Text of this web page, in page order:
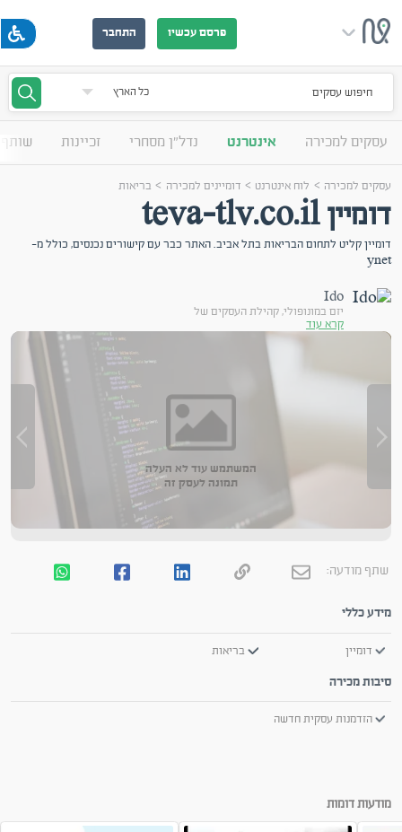
פרסם עכשיו התחבר
חיפוש עסקים
עסקים למכירה אינטרנט נדל"ן מסחרי זכיינות
עסקים למכירה > לוח אינטרנט > דומיינים למכירה > בריאות
דומיין teva-tlv.co.il
דומיין קליט לתחום הבריאות בתל אביב. האתר כבר עם קישורים נכנסים, כולל מ-
ynet
Ido
יזם במונופולי, קהילת העסקים של
קרא עוד
המשתמש עוד לא העלה
תמונה לעסק זה
שתף מודעה:
מידע כללי
דומיין בריאות
סיבות מכירה
הזדמנות עסקית חדשה
מודעות דומות